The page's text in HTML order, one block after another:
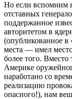
Но если вспомним
отставных
поддержанное
авторитетом в
(опубликованное в
места — имел
более того. Вместо
Америке
наработано со
реализацию
опасного!), нам